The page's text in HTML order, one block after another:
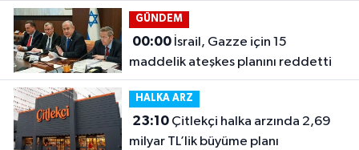
GÜNDEM
00:00İsrail, Gazze için 15
maddelik ateşkes planını reddetti
HALKA ARZ
23:10Çitlekçi halka arzında 2,69
milyar TL’lik büyüme planı